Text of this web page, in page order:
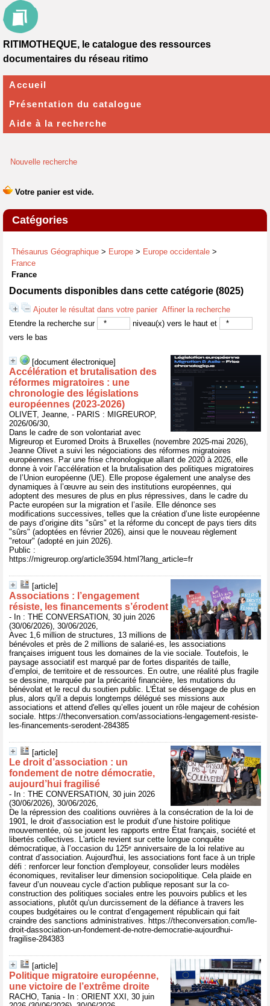
Nouvelle recherche
Catégories
Thésaurus Géographique > Europe > Europe occidentale >
France
France
Documents disponibles dans cette catégorie (8025)
Ajouter le résultat dans votre panier Affiner la recherche
Etendre la recherche sur
niveau(x) vers le haut et
vers le bas
[document électronique]
Accélération et brutalisation des
réformes migratoires : une
chronologie des législations
européennes (2023-2026)
OLIVET, Jeanne, - PARIS : MIGREUROP,
2026/06/30,
Dans le cadre de son volontariat avec
Migreurop et Euromed Droits à Bruxelles (novembre 2025-mai 2026),
Jeanne Olivet a suivi les négociations des réformes migratoires
européennes. Par une frise chronologique allant de 2020 à 2026, elle
donne à voir l’accélération et la brutalisation des politiques migratoires
de l’Union européenne (UE). Elle propose également une analyse des
dynamiques à l’œuvre au sein des institutions européennes, qui
adoptent des mesures de plus en plus répressives, dans le cadre du
Pacte européen sur la migration et l’asile. Elle dénonce ses
modifications successives, telles que la création d’une liste européenne
de pays d’origine dits "sûrs" et la réforme du concept de pays tiers dits
"sûrs" (adoptées en février 2026), ainsi que le nouveau règlement
"retour" (adopté en juin 2026).
Public :
https://migreurop.org/article3594.html?lang_article=fr
[article]
Associations : l’engagement
résiste, les financements s’érodent
- In : THE CONVERSATION, 30 juin 2026
(30/06/2026), 30/06/2026,
Avec 1,6 million de structures, 13 millions de
bénévoles et près de 2 millions de salarié·es, les associations
françaises irriguent tous les domaines de la vie sociale. Toutefois, le
paysage associatif est marqué par de fortes disparités de taille,
d’emploi, de territoire et de ressources. En outre, une réalité plus fragile
se dessine, marquée par la précarité financière, les mutations du
bénévolat et le recul du soutien public. L'État se désengage de plus en
plus, alors qu'il a depuis longtemps délégué ses missions aux
associations et attend d'elles qu’elles jouent un rôle majeur de cohésion
sociale. https://theconversation.com/associations-lengagement-resiste-
les-financements-serodent-284385
[article]
Le droit d’association : un
fondement de notre démocratie,
aujourd’hui fragilisé
- In : THE CONVERSATION, 30 juin 2026
(30/06/2026), 30/06/2026,
De la répression des coalitions ouvrières à la consécration de la loi de
1901, le droit d’association est le produit d’une histoire politique
mouvementée, où se jouent les rapports entre État français, société et
libertés collectives. L'article revient sur cette longue conquête
démocratique, à l’occasion du 125ᵉ anniversaire de la loi relative au
contrat d’association. Aujourd'hui, les associations font face à un triple
défi : renforcer leur fonction d'employeur, consolider leurs modèles
économiques, revitaliser leur dimension sociopolitique. Cela plaide en
faveur d’un nouveau cycle d’action publique reposant sur la co-
construction des politiques sociales entre les pouvoirs publics et les
associations, plutôt qu'un durcissement de la défiance à travers les
coupes budgétaires ou le contrat d’engagement républicain qui fait
craindre des sanctions administratives. https://theconversation.com/le-
droit-dassociation-un-fondement-de-notre-democratie-aujourdhui-
fragilise-284383
[article]
Politique migratoire européenne,
une victoire de l’extrême droite
RACHO, Tania - In : ORIENT XXI, 30 juin
RITIMOTHEQUE, le catalogue des ressources
documentaires du réseau ritimo
Accueil
Présentation du catalogue
Aide à la recherche